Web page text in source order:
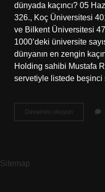
dünyada kaçıncı? 05
326., Koç Üniversitesi
ve Bilkent Üniversitesi
1000’deki üniversite
dünyanın en zengin
Holding sahibi Mustafa
servetiyle listede beşinci
Devamını okuyun
Holding
Sitemap